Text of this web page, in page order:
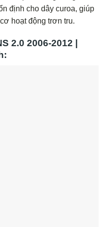
định cho dây curoa, giúp
hoạt động trơn tru.
2.0 2006-2012 |